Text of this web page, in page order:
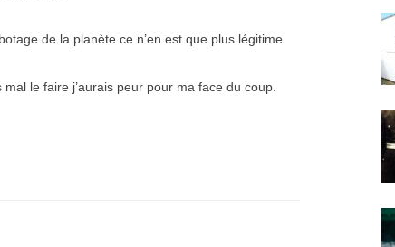
de la planète ce n’en est que plus légitime.
le faire j’aurais peur pour ma face du coup.